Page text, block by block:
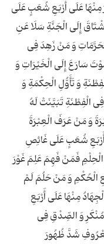
مِنْهَا عَلَى أَرْبَعِ شُعَبٍ عَلَى
إِلَى الْجَنَّةِ سَلَا عَنِ
وَ مَنْ زَهِدَ فِى
سَارَعَ إِلَى الْخَیْرَاتِ وَ
وَ تَأَوُّلِ الْحِكْمَةِ وَ
الْفِطْنَةِ تَبَیَّنَتْ لَهُ
وَ مَنْ عَرَفَ الْعِبْرَةَ
أَرْبَعِ شُعَبٍ عَلَى غَائِصِ
الْحِلْمِ فَمَنْ فَهِمَ عَلِمَ غَوْرَ
الْحُكْمِ وَ مَنْ حَلُمَ لَمْ
مِنْهَا عَلَى أَرْبَعِ
وَ الصِّدْقِ فِى
شَدَّ ظُهُورَ